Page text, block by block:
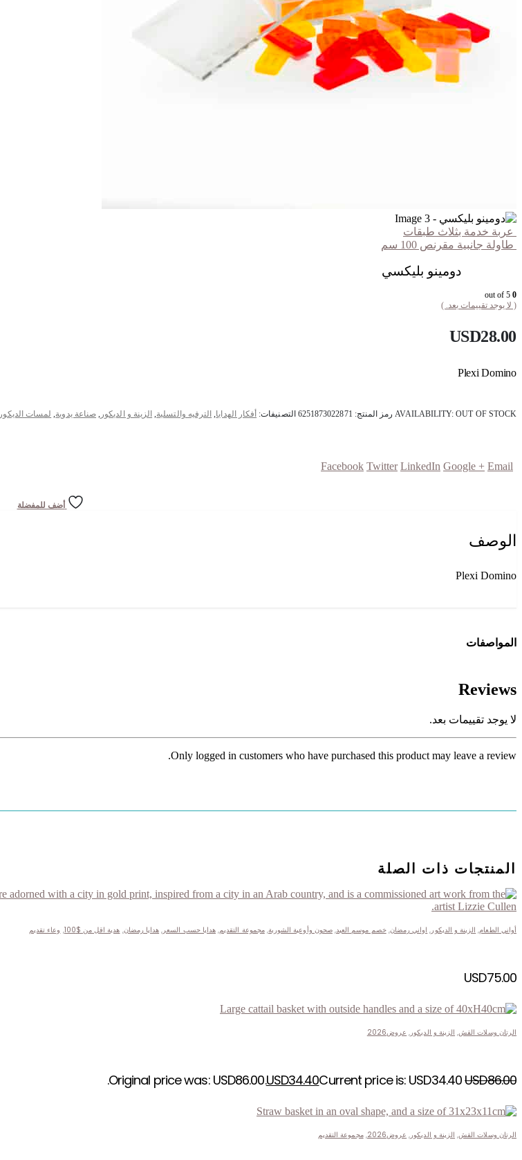
عربة خدمة بثلاث طبقات
طاولة جانبية مقرنص 100 سم
دومينو بليكسي
0
( لا يوجد تقييمات بعد. )
USD28.00
Plexi Domino
AVAILABILITY:OUT OF STOCK رمز المنتج: 6251873022871 التصنيفات: أفكار الهدايا, الترفيه والتسلية, الزينة و الديكور , صناعة يدوية, لمسات الديكور
Facebook Twitter LinkedIn Google + Email
أضف للمفضلة
الوصف
Plexi Domino
المواصفات
Reviews
لا يوجد تقييمات بعد.
Only logged in customers who have purchased this product may leave a review.
المنتجات ذات الصلة
أواني الطعام, الزينة و الديكور, اواني رمضان,خصم موسم العيد,صحون وأوعية الشوربة,مجموعة التقديم, هدايا حسب السعر, هدايا رمضان, هدية اقل من $100 , وعاء تقديم
USD75.00
الرتان وسلات القش, الزينة و الديكور, عروض2026
USD86.00
Original price was: USD86.00.USD34.40Current price is: USD34.40.
الرتان وسلات القش, الزينة و الديكور, عروض2026 ,مجموعة التقديم